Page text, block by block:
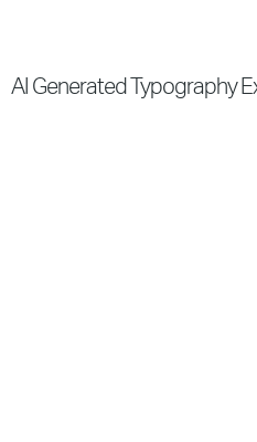
AI Generated Typography